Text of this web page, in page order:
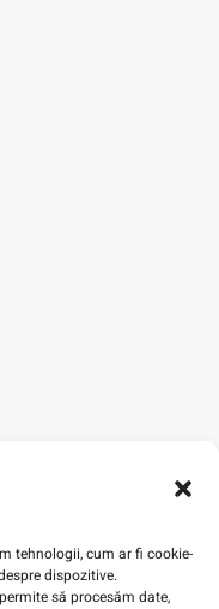
tehnologii, cum ar fi cookie-
dispozitive.
să procesăm date,